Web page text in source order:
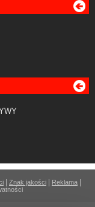
Znak jakości Reklama